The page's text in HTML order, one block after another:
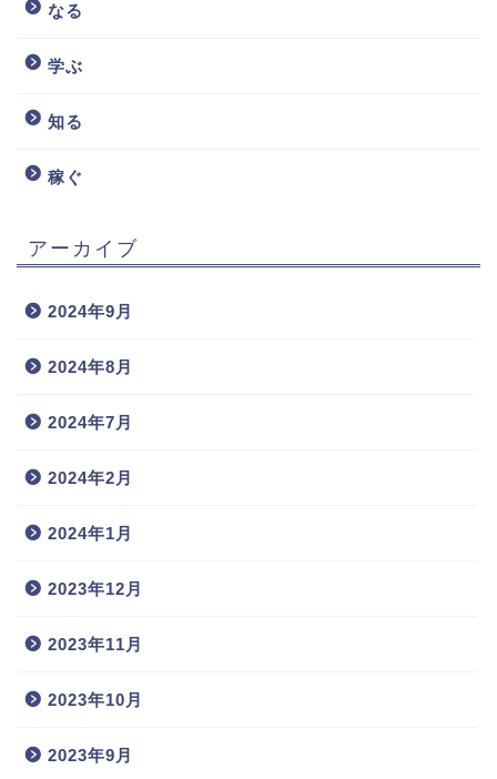
なる
学ぶ
知る
稼ぐ
アーカイブ
2024年9月
2024年8月
2024年7月
2024年2月
2024年1月
2023年12月
2023年11月
2023年10月
2023年9月